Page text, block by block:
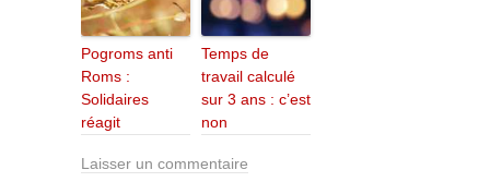
Pogroms anti
Roms :
Solidaires
réagit
Temps de
travail calculé
sur 3 ans : c’est
non
Laisser un commentaire